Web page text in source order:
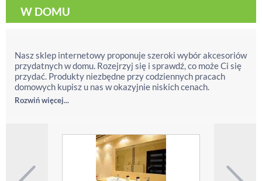
W DOMU
Nasz sklep internetowy proponuje szeroki wybór akcesoriów
przydatnych w domu. Rozejrzyj się i sprawdź, co może Ci się
przydać. Produkty niezbędne przy codziennych pracach
domowych kupisz u nas w okazyjnie niskich cenach.
Rozwiń więcej...